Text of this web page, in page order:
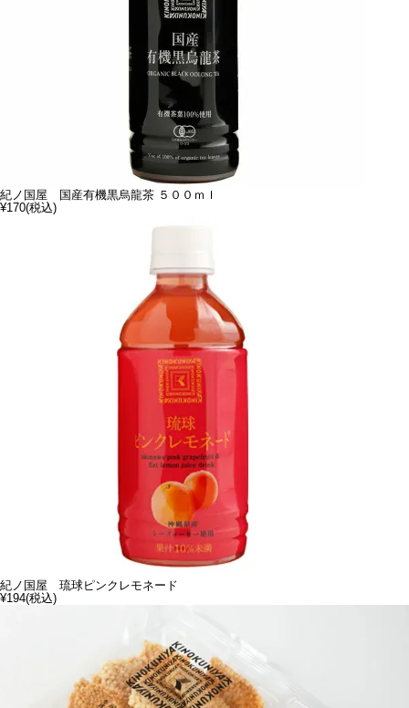
紀ノ国屋 国産有機黒烏龍茶 ５００ｍｌ
¥170(税込)
紀ノ国屋 琉球ピンクレモネード
¥194(税込)